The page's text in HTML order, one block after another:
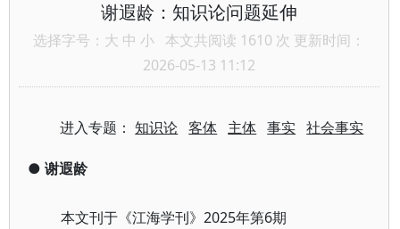
谢遐龄：知识论问题延伸
选择字号： 大 中 小 本文共阅读 1610 次 更新时间：
2026-05-13 11:12
进入专题：知识论 客体 主体 事实 社会事实
● 谢遐龄
本文刊于《江海学刊》 2025年第6期